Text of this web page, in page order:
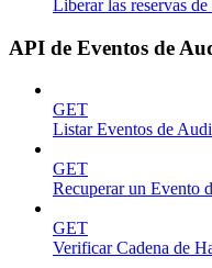
Liberar las reservas
API de Eventos de
GET
Listar Eventos de
GET
Recuperar un Evento
GET
Verificar Cadena de